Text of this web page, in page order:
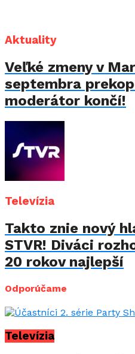
Aktuality
Veľké zmeny v
septembra
moderátor končí!
Televízia
Takto znie nový
STVR! Diváci
20 rokov najlepší
Odporúčame
Televízia